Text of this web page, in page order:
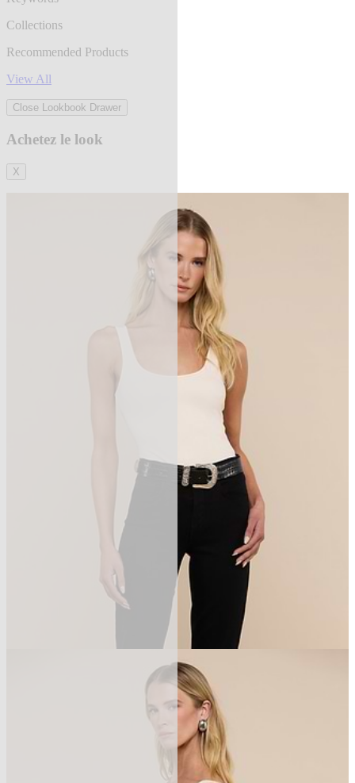
Collections
Recommended Products
View All
Close Lookbook Drawer
Achetez le look
X